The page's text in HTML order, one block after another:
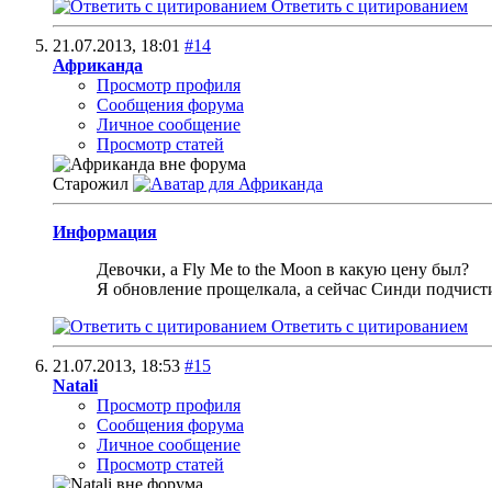
Ответить с цитированием
21.07.2013, 18:01 #14
Африканда
Просмотр профиля
Сообщения форума
Личное сообщение
Просмотр статей
Старожил
Информация
Девочки, а Fly Me to the Moon в какую цену был?
Я обновление прощелкала, а сейчас Синди
Ответить с цитированием
21.07.2013, 18:53 #15
Natali
Просмотр профиля
Сообщения форума
Личное сообщение
Просмотр статей